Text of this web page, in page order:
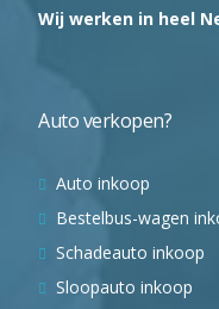
Wij werken in heel
Auto verkopen?
Auto inkoop
Bestelbus-wagen
Schadeauto inkoop
Sloopauto inkoop